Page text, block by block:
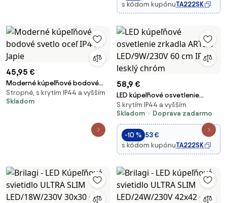
s kódom kupónuTA222SK
45,95 €
Moderné kúpeľňové bodové
svetlo oceľ IP44 - Japie
Stropné, s krytím IP44 a vyšším
Skladom
58,9 €
LED kúpeľňové osvetlenie
zrkadla ARTIST LED/9W/230V 60
cm IP44 lesklý chróm
S krytím IP44 a vyšším
Skladom
Doprava zadarmo
-10 % 53 €
s kódom kupónuTA222SK